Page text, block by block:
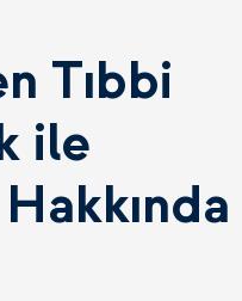
Tıbbi
ile